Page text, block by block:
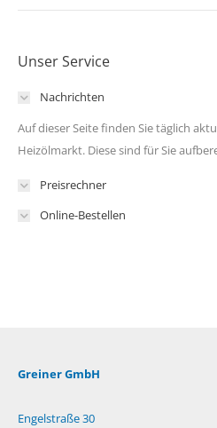
Unser Service
Nachrichten
Auf dieser Seite finden Sie täglich
Heizölmarkt. Diese sind für Sie
Preisrechner
Online-Bestellen
Greiner GmbH
Engelstraße 30